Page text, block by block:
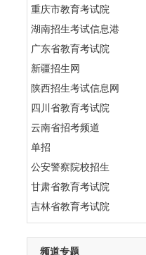
重庆市教育考试院
湖南招生考试信息港
广东省教育考试院
新疆招生网
陕西招生考试信息网
四川省教育考试院
云南省招考频道
单招
公安警察院校招生
甘肃省教育考试院
吉林省教育考试院
频道专题